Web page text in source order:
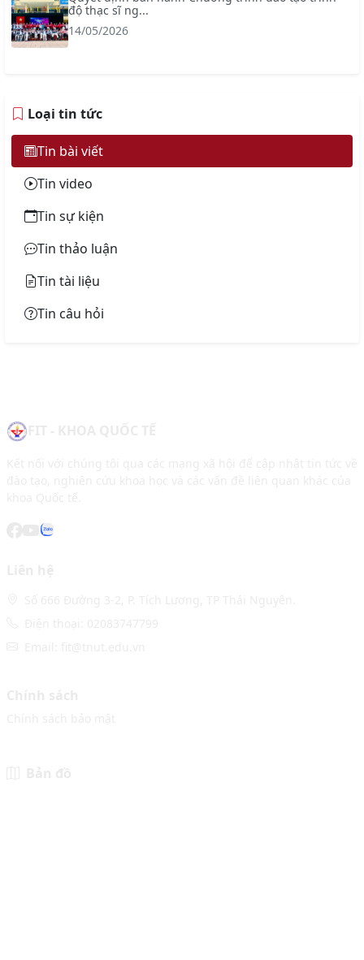
độ thạc sĩ ng...
14/05/2026
Loại tin tức
Tin bài viết
Tin video
Tin sự kiện
Tin thảo luận
Tin tài liệu
Tin câu hỏi